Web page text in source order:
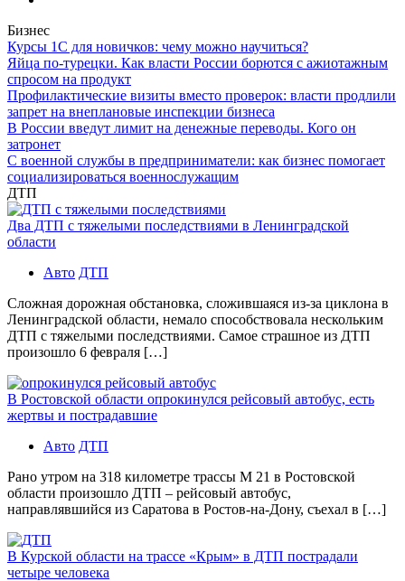
Бизнес
Курсы 1С для новичков: чему можно научиться?
Яйца по-турецки. Как власти России борются с ажиотажным
спросом на продукт
Профилактические визиты вместо проверок: власти продлили
запрет на внеплановые инспекции бизнеса
В России введут лимит на денежные переводы. Кого он
затронет
С военной службы в предприниматели: как бизнес помогает
социализироваться военнослужащим
ДТП
Два ДТП с тяжелыми последствиями в Ленинградской
области
Авто ДТП
Сложная дорожная обстановка, сложившаяся из-за циклона в
Ленинградской области, немало способствовала нескольким
ДТП с тяжелыми последствиями. Самое страшное из ДТП
произошло 6 февраля […]
В Ростовской области опрокинулся рейсовый автобус, есть
жертвы и пострадавшие
Авто ДТП
Рано утром на 318 километре трассы М 21 в Ростовской
области произошло ДТП – рейсовый автобус,
направлявшийся из Саратова в Ростов-на-Дону, съехал в […]
В Курской области на трассе «Крым» в ДТП пострадали
четыре человека